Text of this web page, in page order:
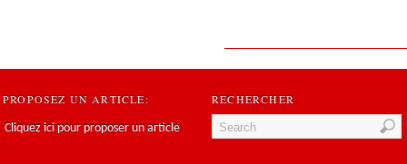
PROPOSEZ UN ARTICLE:
Cliquez ici pour proposer un article
RECHERCHER